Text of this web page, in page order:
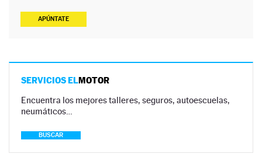
APÚNTATE
SERVICIOS ELMOTOR
Encuentra los mejores talleres, seguros, autoescuelas,
neumáticos…
BUSCAR